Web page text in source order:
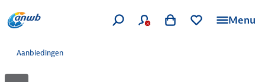
Menu
Aanbiedingen